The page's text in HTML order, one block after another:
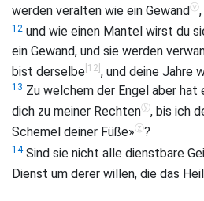
werden veralten wie ein Gewandⓥ,
12 und wie einen Mantel wirst du
ein Gewand, und sie werden
bist derselbe [12] , und deine Jahre
13 Zu welchem der Engel aber
dich zu meiner Rechtenⓨ, bis ich
Schemel deiner Füße»ⓩ?
14Sind sie nicht alle dienstbare
Dienst um derer willen, die das Heil